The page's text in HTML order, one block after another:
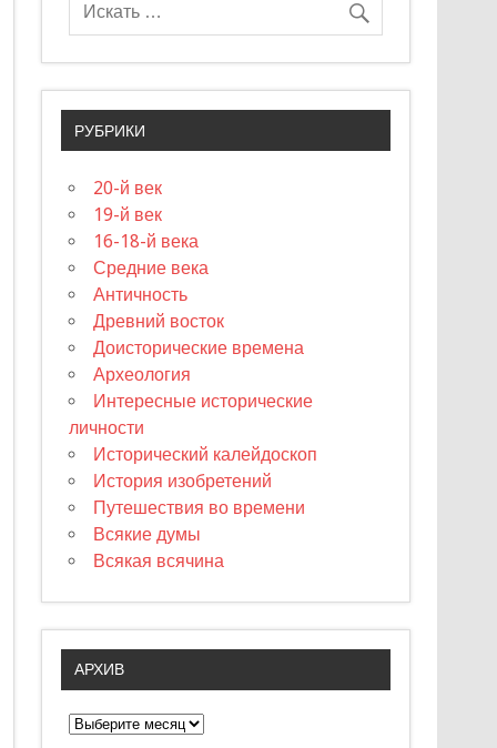
РУБРИКИ
20-й век
19-й век
16-18-й века
Средние века
Античность
Древний восток
Доисторические времена
Археология
Интересные исторические
личности
Исторический калейдоскоп
История изобретений
Путешествия во времени
Всякие думы
Всякая всячина
АРХИВ
А
р